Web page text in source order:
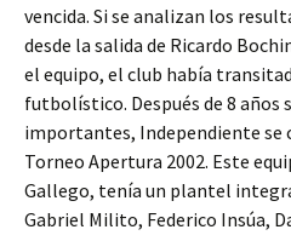
vencida. Si se analizan los
desde la salida de Ricardo
el equipo, el club había
futbolístico. Después de 8
importantes, Independiente se
Torneo Apertura 2002. Este
Gallego, tenía un plantel
Gabriel Milito, Federico Insúa,